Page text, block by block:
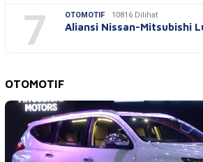
7 OTOMOTIF 10816 Dilihat
Aliansi Nissan-Mitsubishi
OTOMOTIF